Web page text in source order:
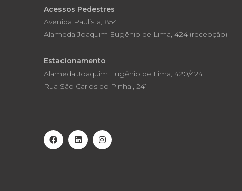
Acessos Pedestres
Avenida Paulista, 854
Alameda Joaquim Eugênio de Lima, 424 (recepção)
Estacionamento
Alameda Joaquim Eugênio de Lima, 420/424
Rua São Carlos do Pinhal, 241